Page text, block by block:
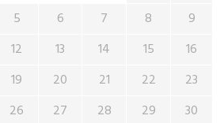
5 6 7 8
9
12 13 14 15
16
19 20 21 22
23
26 27 28 29
30